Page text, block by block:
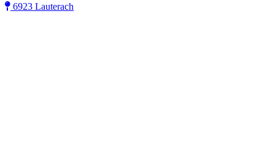
6923 Lauterach